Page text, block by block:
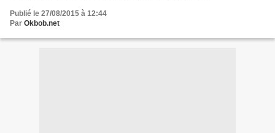
Publié le 27/08/2015 à 12:44
Par Okbob.net